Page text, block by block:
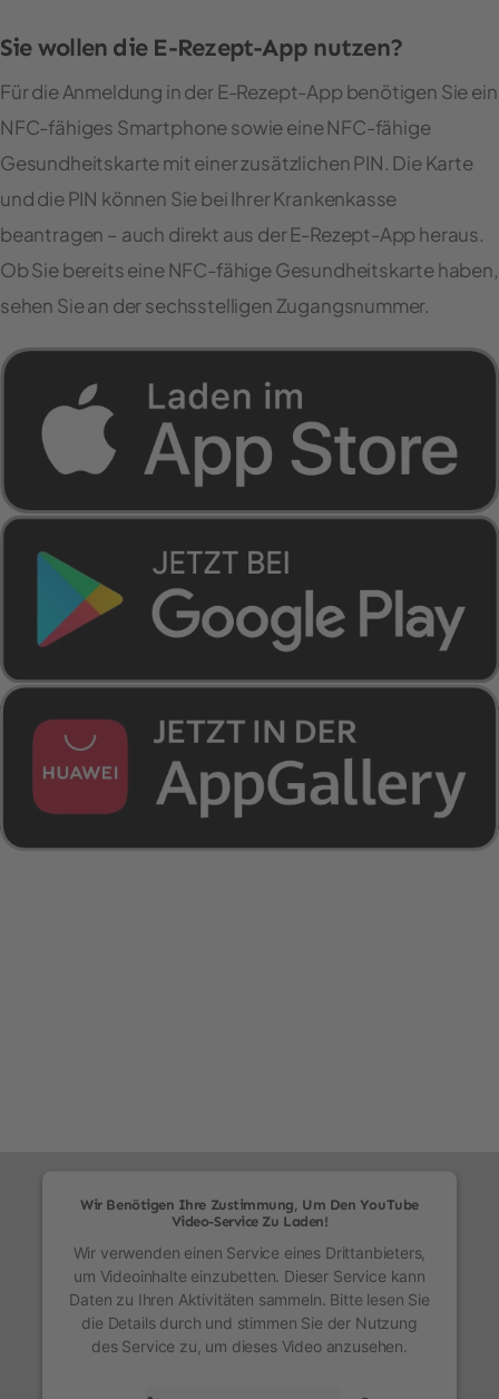
Sie wollen die E-Rezept-App nutzen?
Für die Anmeldung in der E-Rezept-App benötigen Sie ein
NFC-fähiges Smartphone sowie eine NFC-fähige
Gesundheitskarte mit einer zusätzlichen PIN. Die Karte
und die PIN können Sie bei Ihrer Krankenkasse
beantragen – auch direkt aus der E-Rezept-App heraus.
Ob Sie bereits eine NFC-fähige Gesundheitskarte haben,
sehen Sie an der sechsstelligen Zugangsnummer.
Wir Benötigen Ihre Zustimmung, Um Den YouTube
Video-Service Zu Laden!
Wir verwenden einen Service eines Drittanbieters,
um Videoinhalte einzubetten. Dieser Service kann
Daten zu Ihren Aktivitäten sammeln. Bitte lesen Sie
die Details durch und stimmen Sie der Nutzung
des Service zu, um dieses Video anzusehen.